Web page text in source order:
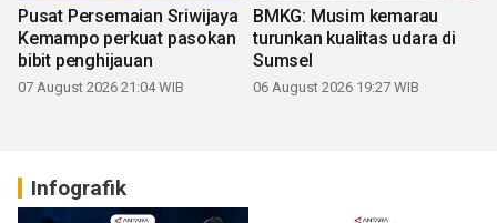
Pusat Persemaian Sriwijaya
Kemampo perkuat pasokan
bibit penghijauan
07 August 2026 21:04 WIB
BMKG: Musim kemarau
turunkan kualitas udara di
Sumsel
06 August 2026 19:27 WIB
Infografik